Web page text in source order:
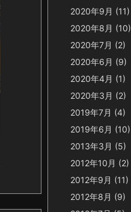
2020年9月 (11)
2020年8月 (10)
2020年7月 (2)
2020年6月 (9)
2020年4月 (1)
2020年3月 (2)
2019年7月 (4)
2019年6月 (10)
2013年3月 (5)
2012年10月 (2)
2012年9月 (11)
2012年8月 (9)